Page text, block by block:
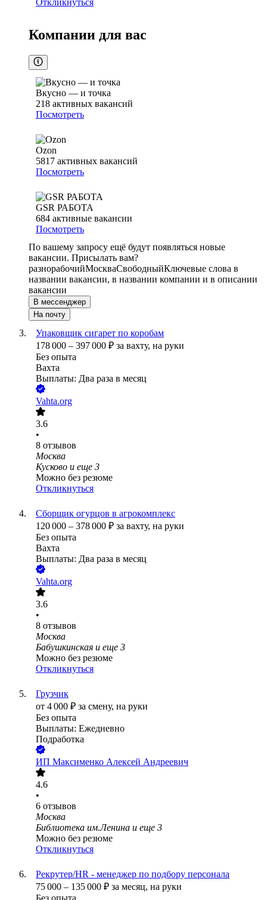
Откликнуться
Компании для вас
Вкусно — и точка
218 активных вакансий
Посмотреть
Ozon
5817 активных вакансий
Посмотреть
GSR РАБОТА
684 активные вакансии
Посмотреть
По вашему запросу ещё будут появляться новые
вакансии. Присылать вам?
разнорабочийМоскваСвободныйКлючевые слова в
названии вакансии, в названии компании и в описании
вакансии
В мессенджер
На почту
Упаковщик сигарет по коробам
178 000 – 397 000 ₽ за вахту, на руки
Без опыта
Вахта
Выплаты: Два раза в месяц
Vahta.org
3.6
•
8 отзывов
Москва
Кусково и еще 3
Можно без резюме
Откликнуться
Сборщик огурцов в агрокомплекс
120 000 – 378 000 ₽ за вахту, на руки
Без опыта
Вахта
Выплаты: Два раза в месяц
Vahta.org
3.6
•
8 отзывов
Москва
Бабушкинская и еще 3
Можно без резюме
Откликнуться
Грузчик
от 4 000 ₽ за смену, на руки
Без опыта
Выплаты: Ежедневно
Подработка
ИП Максименко Алексей Андреевич
4.6
•
6 отзывов
Москва
Библиотека им.Ленина и еще 3
Можно без резюме
Откликнуться
Рекрутер/HR - менеджер по подбору персонала
75 000 – 135 000 ₽ за месяц, на руки